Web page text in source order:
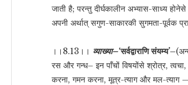
जाती है; परन्तु दीर्घकालीन अभ्यास-साध्य
अपनी अर्थात् सगुण-साकारकी सुगमता-पूर्वक
।।8.13।। व्याख्या–‘सर्वद्वाराणि संयम्य’–
रस और गन्ध– इन पाँचों विषयोंसे श्रोत्र,
करना, गमन करना, मूत्र-त्याग और मल-त्याग